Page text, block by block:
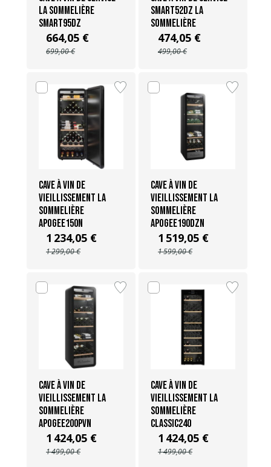
La Sommelière
SMART95DZ
664,05 €
699,00 €
SMART52DZ La
Sommelière
474,05 €
499,00 €
Cave à vin de
vieillissement La
Sommelière
APOGEE150N
1 234,05 €
1 299,00 €
Cave à vin de
vieillissement La
Sommelière
APOGEE190DZN
1 519,05 €
1 599,00 €
Cave à vin de
vieillissement La
Sommelière
APOGEE200PVN
1 424,05 €
1 499,00 €
Cave à vin de
vieillissement La
Sommelière
CLASSIC240
1 424,05 €
1 499,00 €